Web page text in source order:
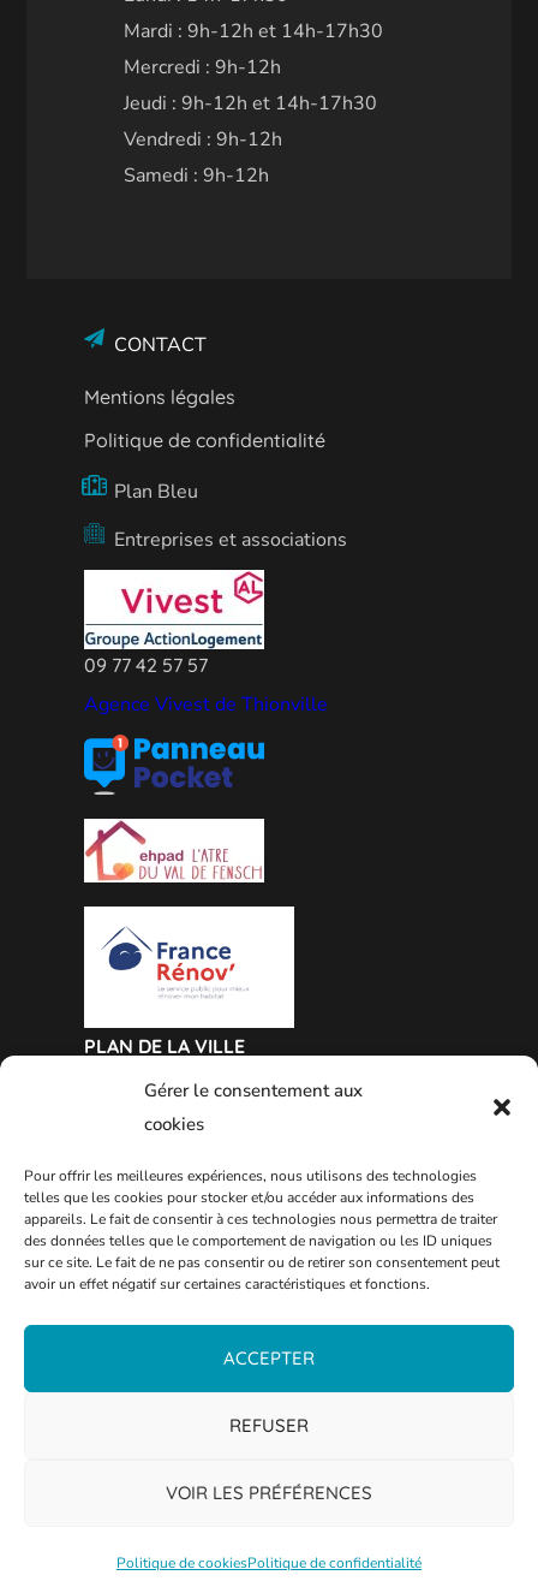
Gérer le consentement aux
cookies
Pour offrir les meilleures expériences, nous utilisons des technologies
telles que les cookies pour stocker et/ou accéder aux informations des
appareils. Le fait de consentir à ces technologies nous permettra de traiter
des données telles que le comportement de navigation ou les ID uniques
sur ce site. Le fait de ne pas consentir ou de retirer son consentement peut
avoir un effet négatif sur certaines caractéristiques et fonctions.
ACCEPTER
REFUSER
VOIR LES PRÉFÉRENCES
Politique de cookiesPolitique de confidentialité
Mardi : 9h-12h et 14h-17h30
Mercredi : 9h-12h
Jeudi : 9h-12h et 14h-17h30
Vendredi : 9h-12h
Samedi : 9h-12h
CONTACT
Mentions légales
Politique de confidentialité
Plan Bleu
Entreprises et associations
09 77 42 57 57
Agence Vivest de Thionville
PLAN DE LA VILLE